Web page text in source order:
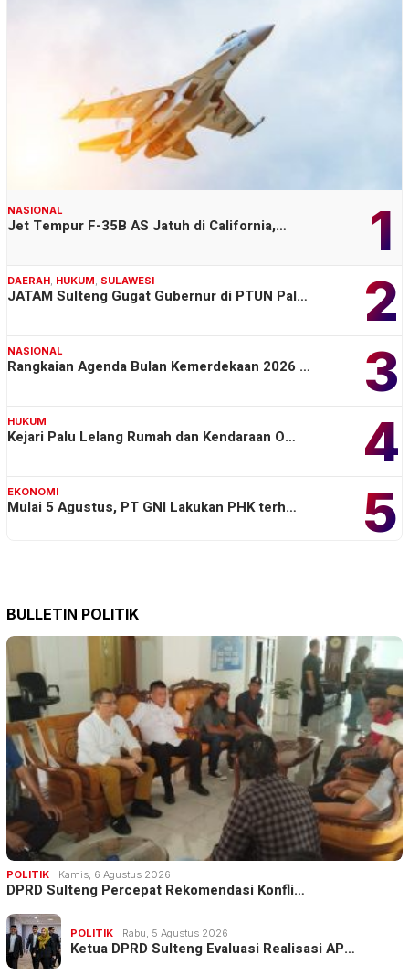
1
NASIONAL
Jet Tempur F-35B AS Jatuh di California,…
2
DAERAH, HUKUM, SULAWESI
JATAM Sulteng Gugat Gubernur di PTUN Pal…
3
NASIONAL
Rangkaian Agenda Bulan Kemerdekaan 2026 …
4
HUKUM
Kejari Palu Lelang Rumah dan Kendaraan O…
5
EKONOMI
Mulai 5 Agustus, PT GNI Lakukan PHK terh…
BULLETIN POLITIK
POLITIK Kamis, 6 Agustus 2026
DPRD Sulteng Percepat Rekomendasi Konfli…
POLITIK Rabu, 5 Agustus 2026
Ketua DPRD Sulteng Evaluasi Realisasi AP…